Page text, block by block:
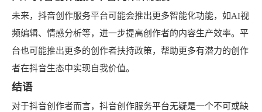
未来，抖音创作服务平台可能会推出更多智能化功能，如AI视
频编辑、情感分析等，进一步提高创作者的内容生产效率。平
台也可能推出更多的创作者扶持政策，帮助更多有潜力的创作
者在抖音生态中实现自我价值。
结语
对于抖音创作者而言，抖音创作服务平台无疑是一个不可或缺